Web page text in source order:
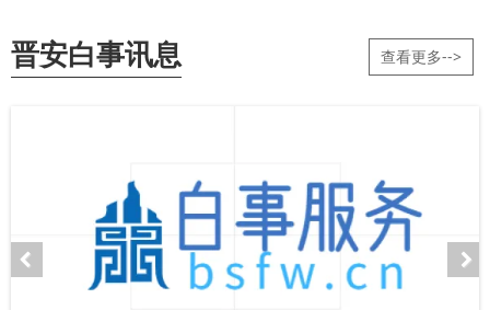
晋安白事讯息 查看更多-->